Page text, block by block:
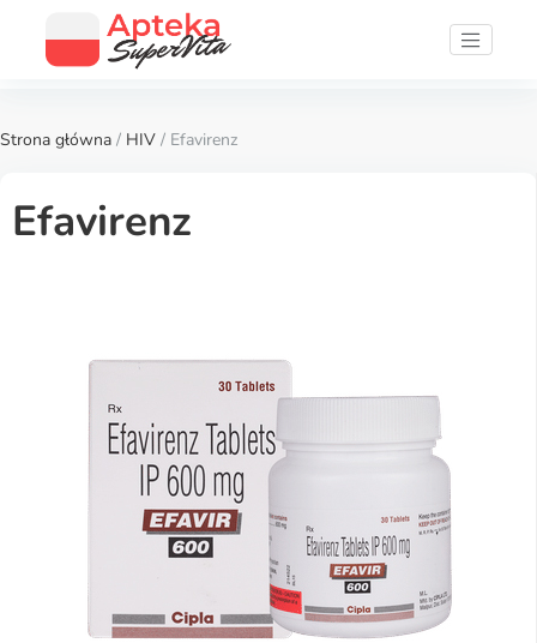
Strona główna / HIV / Efavirenz
Efavirenz